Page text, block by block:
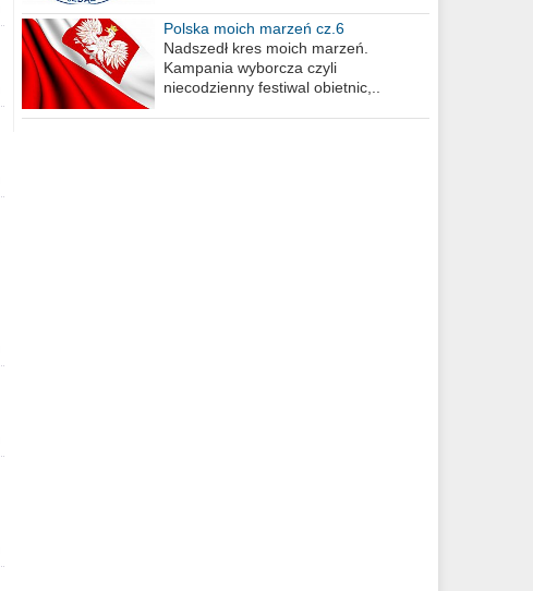
Polska moich marzeń cz.6
Nadszedł kres moich marzeń.
Kampania wyborcza czyli
niecodzienny festiwal obietnic,..